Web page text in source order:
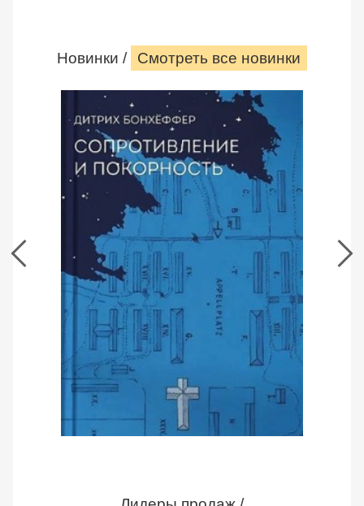
Новинки / Смотреть все новинки
Сопротивление и покорность. Дитрих
Сопротивление
и
покорность.
Дитрих
Бонхеффер